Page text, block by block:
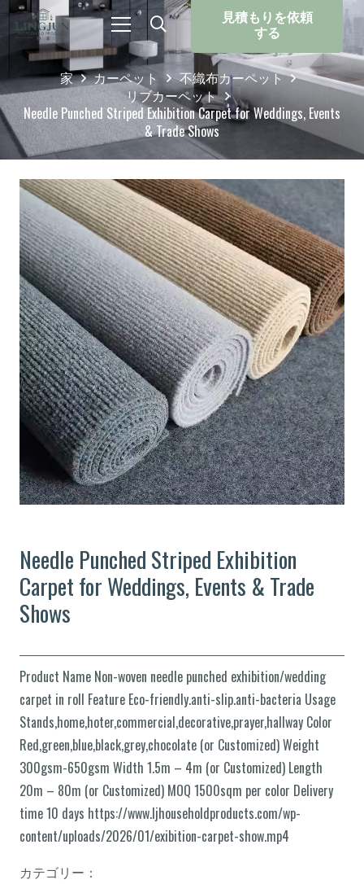
見積もりを依頼
する
家 カーペット
不織布カーペット
リブカーペット
Needle Punched Striped Exhibition Carpet for Weddings, Events
& Trade Shows
Needle Punched Striped Exhibition
Carpet for Weddings, Events & Trade
Shows
Product Name Non-woven needle punched exhibition/wedding
carpet in roll Feature Eco-friendly.anti-slip.anti-bacteria Usage
Stands,home,hoter,commercial,decorative,prayer,hallway Color
Red,green,blue,black,grey,chocolate (or Customized) Weight
300gsm-650gsm Width 1.5m – 4m (or Customized) Length
20m – 80m (or Customized) MOQ 1500sqm per color Delivery
time 10 days https://www.ljhouseholdproducts.com/wp-
content/uploads/2026/01/exibition-carpet-show.mp4
カテゴリー：